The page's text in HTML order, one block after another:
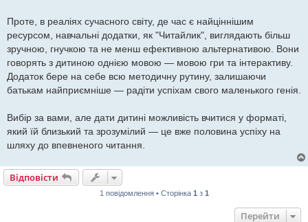
Проте, в реаліях сучасного світу, де час є найціннішим
ресурсом, навчальні додатки, як "Читайлик", виглядають більш
зручною, гнучкою та не менш ефективною альтернативою. Вони
говорять з дитиною однією мовою — мовою гри та інтерактиву.
Додаток бере на себе всю методичну рутину, залишаючи
батькам найприємніше — радіти успіхам свого маленького генія.
Вибір за вами, але дати дитині можливість вчитися у форматі,
який їй близький та зрозумілий — це вже половина успіху на
шляху до впевненого читання.
Відповісти
1 повідомлення • Сторінка 1 з 1
Перейти